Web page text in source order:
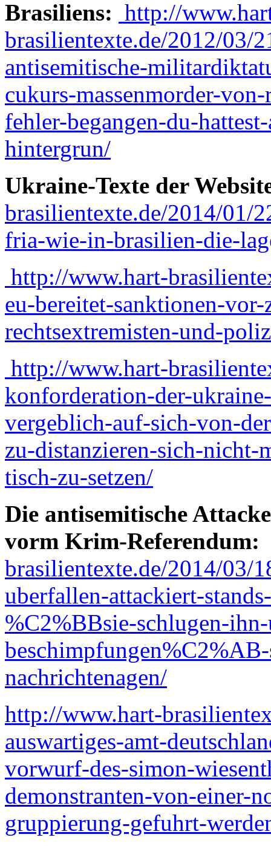
Brasiliens: http://
brasilientexte.de/2012/03/
antisemitische-
cukurs-massenmorder-
fehler-begangen-du-
hintergrun/
Ukraine-Texte der
brasilientexte.de/2014/01/
fria-wie-in-brasilien-die-
http://www.hart-
eu-bereitet-sanktionen-vor-
rechtsextremisten-und-
http://www.hart-
konforderation-der-
vergeblich-auf-sich-von-
zu-distanzieren-sich-
tisch-zu-setzen/
Die antisemitische
vorm Krim-Referendum:
brasilientexte.de/2014/03/
uberfallen-attackiert-
%C2%BBsie-schlugen-
nachrichtenagen/
http://www.hart-
auswartiges-amt-
vorwurf-des-simon-
demonstranten-von-einer-
gruppierung-gefuhrt-